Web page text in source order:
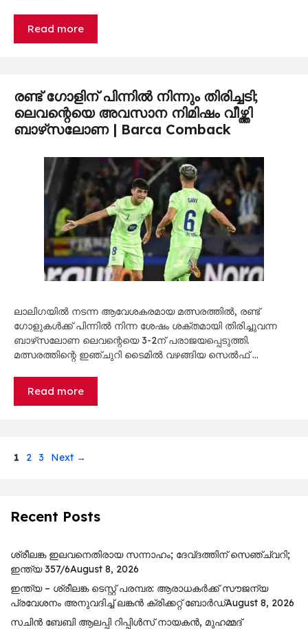
Read more
രണ്ട് ഗോളിന് പിന്നിൽ നിന്നും തിരിച്ചടി;
ലെവന്റെയെ അവസാന നിമിഷം വീഴ്ത്തി
ബാഴ്‌സലോണ | Barca Comback
ലാലിഗയിൽ നടന്ന ആവേശകരമായ മത്സരത്തിൽ, രണ്ട്
ഗോളുകൾക്ക് പിന്നിൽ നിന്ന ശേഷം ശക്തമായി തിരിച്ചുവന്ന
ബാഴ്‌സലോണ ലെവന്റെയെ 3-2ന് പരാജയപ്പെടുത്തി.
മത്സരത്തിന്റെ ഇഞ്ചുറി ടൈമിൽ വഴങ്ങിയ സെൽഫ് …
Read more
Page
1 Page
2 Page
3 Next →
Recent Posts
ശ്രീലങ്ക ഇലവനെതിരായ സന്നാഹം; ദേവ്ദത്തിന് സെഞ്ച്വറി;
ഇന്ത്യ 357/6August 8, 2026
ഇന്ത്യ – ശ്രീലങ്ക ടെസ്റ്റ് പരമ്പര: ആരാധകർക്ക് സൗജന്യ
പ്രവേശനം അനുവദിച്ച് ലങ്കൻ ക്രിക്കറ്റ് ബോർഡ്August 8, 2026
സചിൻ ബേബി ആലപ്പി റിപ്പിൾസ് നായകൻ, മുഹമ്മദ്